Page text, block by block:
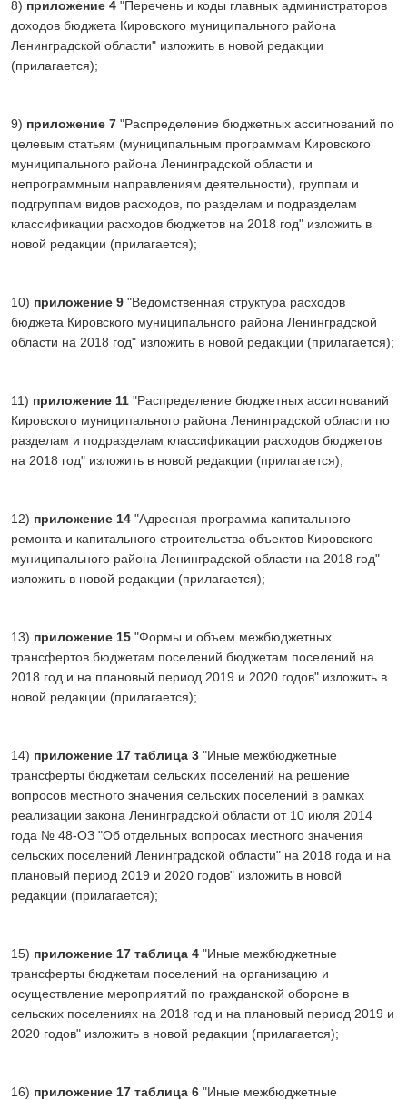
8) приложение 4 "Перечень и коды главных администраторов
доходов бюджета Кировского муниципального района
Ленинградской области" изложить в новой редакции
(прилагается);
9) приложение 7 "Распределение бюджетных ассигнований по
целевым статьям (муниципальным программам Кировского
муниципального района Ленинградской области и
непрограммным направлениям деятельности), группам и
подгруппам видов расходов, по разделам и подразделам
классификации расходов бюджетов на 2018 год" изложить в
новой редакции (прилагается);
10) приложение 9 "Ведомственная структура расходов
бюджета Кировского муниципального района Ленинградской
области на 2018 год" изложить в новой редакции (прилагается);
11) приложение 11 "Распределение бюджетных ассигнований
Кировского муниципального района Ленинградской области по
разделам и подразделам классификации расходов бюджетов
на 2018 год" изложить в новой редакции (прилагается);
12) приложение 14 "Адресная программа капитального
ремонта и капитального строительства объектов Кировского
муниципального района Ленинградской области на 2018 год"
изложить в новой редакции (прилагается);
13) приложение 15 "Формы и объем межбюджетных
трансфертов бюджетам поселений бюджетам поселений на
2018 год и на плановый период 2019 и 2020 годов" изложить в
новой редакции (прилагается);
14) приложение 17 таблица 3 "Иные межбюджетные
трансферты бюджетам сельских поселений на решение
вопросов местного значения сельских поселений в рамках
реализации закона Ленинградской области от 10 июля 2014
года № 48-ОЗ "Об отдельных вопросах местного значения
сельских поселений Ленинградской области" на 2018 года и на
плановый период 2019 и 2020 годов" изложить в новой
редакции (прилагается);
15) приложение 17 таблица 4 "Иные межбюджетные
трансферты бюджетам поселений на организацию и
осуществление мероприятий по гражданской обороне в
сельских поселениях на 2018 год и на плановый период 2019 и
2020 годов" изложить в новой редакции (прилагается);
16) приложение 17 таблица 6 "Иные межбюджетные